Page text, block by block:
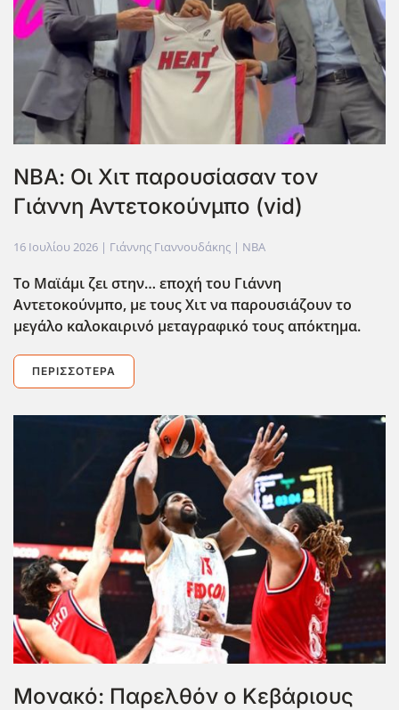
ΝΒΑ: Οι Χιτ παρουσίασαν τον
Γιάννη Αντετοκούνμπο (vid)
16 Ιουλίου 2026 | Γιάννης Γιαννουδάκης | NBA
Το Μαϊάμι ζει στην… εποχή του Γιάννη
Αντετοκούνμπο, με τους Χιτ να παρουσιάζουν το
μεγάλο καλοκαιρινό μεταγραφικό τους απόκτημα.
ΠΕΡΙΣΣΌΤΕΡΑ
Μονακό: Παρελθόν ο Κεβάριους